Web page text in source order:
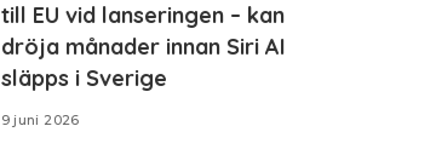
till EU vid lanseringen – kan
dröja månader innan Siri AI
släpps i Sverige
9 juni 2026